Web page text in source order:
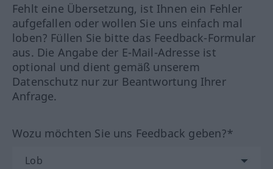
Fehlt eine Übersetzung, ist Ihnen ein Fehler
aufgefallen oder wollen Sie uns einfach mal
loben? Füllen Sie bitte das Feedback-Formular
aus. Die Angabe der E-Mail-Adresse ist
optional und dient gemäß unserem
Datenschutz nur zur Beantwortung Ihrer
Anfrage.
Wozu möchten Sie uns Feedback geben?*